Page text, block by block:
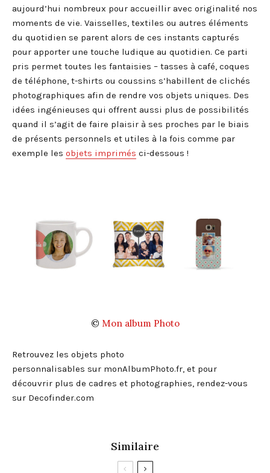
aujourd’hui nombreux pour accueillir avec originalité nos
moments de vie. Vaisselles, textiles ou autres éléments
du quotidien se parent alors de ces instants capturés
pour apporter une touche ludique au quotidien. Ce parti
pris permet toutes les fantaisies – tasses à café, coques
de téléphone, t-shirts ou coussins s’habillent de clichés
photographiques afin de rendre vos objets uniques. Des
idées ingénieuses qui offrent aussi plus de possibilités
quand il s’agit de faire plaisir à ses proches par le biais
de présents personnels et utiles à la fois comme par
exemple les objets imprimés ci-dessous !
© Mon album Photo
Retrouvez les objets photo
personnalisables sur monAlbumPhoto.fr, et pour
découvrir plus de cadres et photographies, rendez-vous
sur Decofinder.com
Similaire